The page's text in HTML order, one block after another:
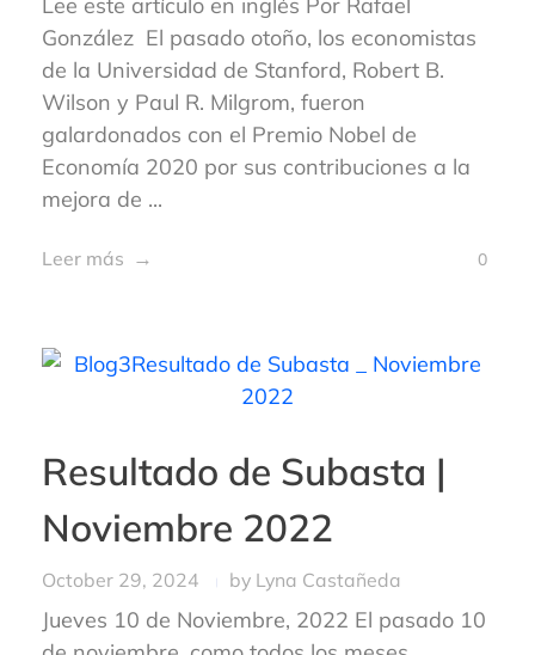
Lee este artículo en inglés Por Rafael
González El pasado otoño, los economistas
de la Universidad de Stanford, Robert B.
Wilson y Paul R. Milgrom, fueron
galardonados con el Premio Nobel de
Economía 2020 por sus contribuciones a la
mejora de ...
Leer más 0
Resultado de Subasta |
Noviembre 2022
October 29, 2024 by Lyna Castañeda
Jueves 10 de Noviembre, 2022 El pasado 10